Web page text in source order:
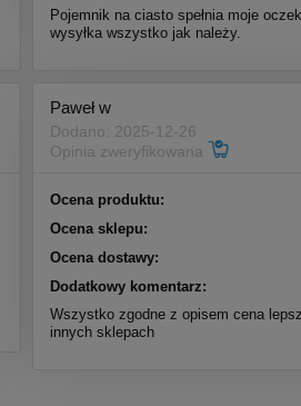
Pojemnik na ciasto spełnia moje
wysyłka wszystko jak należy.
Paweł w
Dodano: 2025-12-26
Opinia zweryfikowana
Ocena produktu:
Ocena sklepu:
Ocena dostawy:
Dodatkowy komentarz:
Wszystko zgodne z opisem cena
innych sklepach